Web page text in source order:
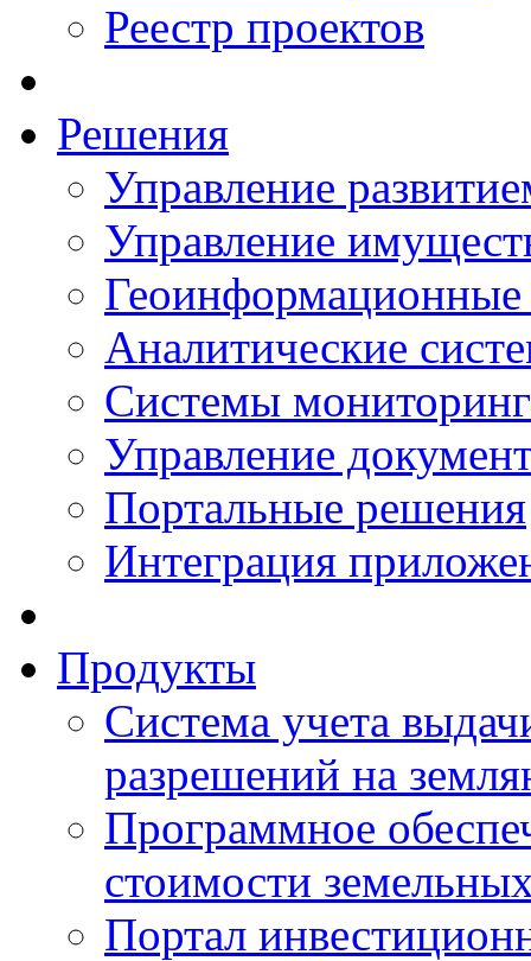
Реестр проектов
Решения
Управление
Управление
Аналитические
Системы
Управление
Портальные решения
Интеграция
Продукты
Система учета
разрешений на
Программное
стоимости
Портал